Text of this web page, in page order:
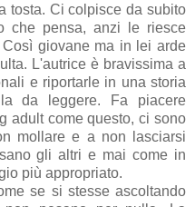
tosta. Ci colpisce da subito
che pensa, anzi le riesce
giovane ma in lei arde
L'autrice è bravissima a
e riportarle in una storia
da leggere. Fa piacere
adult come questo, ci sono
mollare e a non lasciarsi
gli altri e mai come in
più appropriato.
se si stesse ascoltando